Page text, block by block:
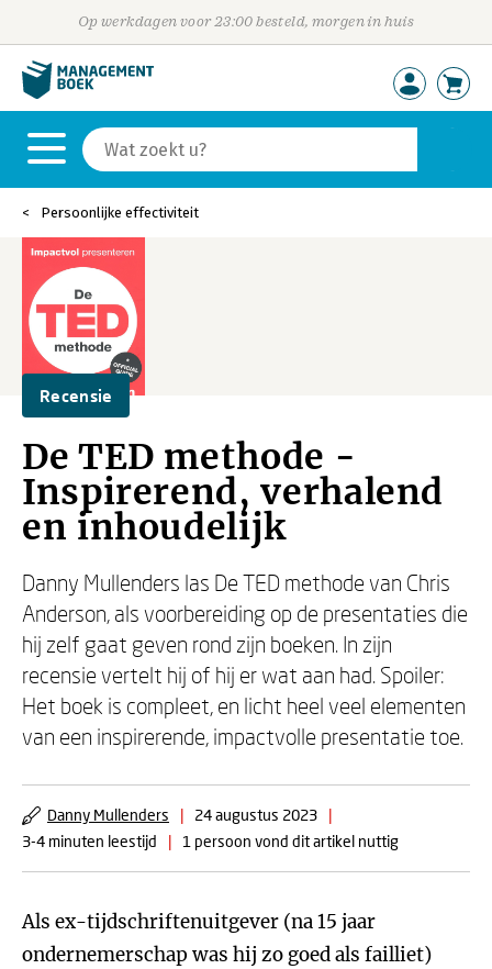
Op werkdagen voor 23:00 besteld, morgen in huis
Persoonlijke effectiviteit
Recensie
De TED methode -
Inspirerend, verhalend
en inhoudelijk
Danny Mullenders las De TED methode van Chris
Anderson, als voorbereiding op de presentaties die
hij zelf gaat geven rond zijn boeken. In zijn
recensie vertelt hij of hij er wat aan had. Spoiler:
Het boek is compleet, en licht heel veel elementen
van een inspirerende, impactvolle presentatie toe.
Danny Mullenders | 24 augustus 2023
|
3-4 minuten leestijd
| 1 persoon vond dit artikel nuttig
Als ex-tijdschriftenuitgever (na 15 jaar
ondernemerschap was hij zo goed als failliet)